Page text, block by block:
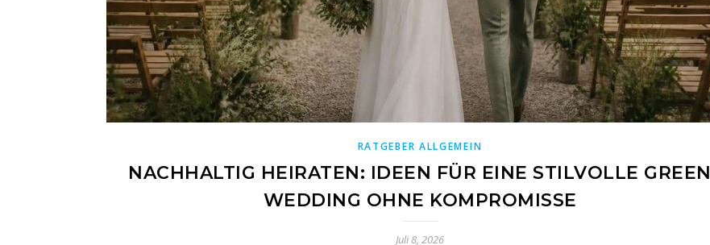
RATGEBER ALLGEMEIN
NACHHALTIG HEIRATEN: IDEEN FÜR EINE STILVOLLE GREEN
WEDDING OHNE KOMPROMISSE
Juli 8, 2026